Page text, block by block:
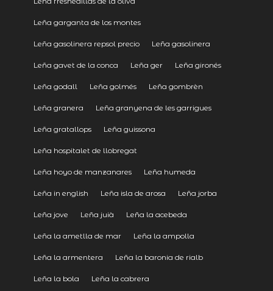
Leña garganta de los montes
Leña gasolinera repsol precio Leña gasolinera
Leña gavet de la conca Leña ger Leña gironés
Leña godall Leña golmés Leña gombrèn
Leña granera Leña granyena de les garrigues
Leña gratallops Leña guissona
Leña hospitalet de llobregat
Leña hoyo de manzanares Leña humeda
Leña in english Leña isla de arosa Leña jorba
Leña jove Leña juià Leña la acebeda
Leña la ametlla de mar Leña la ampolla
Leña la armentera Leña la baronia de rialb
Leña la bola Leña la cabrera